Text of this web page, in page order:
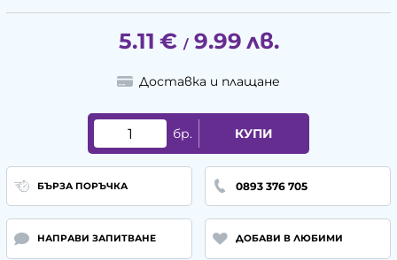
5.11 € / 9.99 лв.
Доставка и плащане
бр. КУПИ
БЪРЗА ПОРЪЧКА 0893 376 705
НАПРАВИ ЗАПИТВАНЕ ДОБАВИ В ЛЮБИМИ